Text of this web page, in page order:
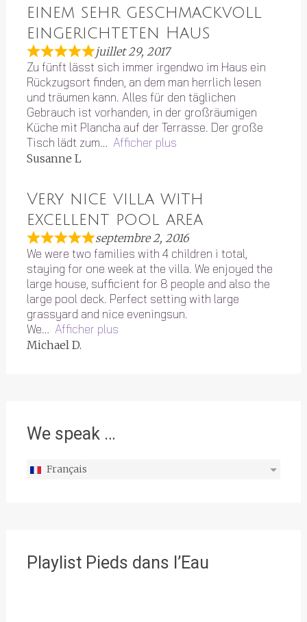
einem sehr geschmackvoll
eingerichteten Haus
juillet 29, 2017
Zu fünft lässt sich immer irgendwo im Haus ein
Rückzugsort finden, an dem man herrlich lesen
und träumen kann. Alles für den täglichen
Gebrauch ist vorhanden, in der großräumigen
Küche mit Plancha auf der Terrasse. Der große
Tisch lädt zum
Afficher plus
Susanne L
Very nice villa with
excellent pool area
septembre 2, 2016
We were two families with 4 children i total,
staying for one week at the villa. We enjoyed the
large house, sufficient for 8 people and also the
large pool deck. Perfect setting with large
grassyard and nice eveningsun.
We
Afficher plus
Michael D.
We speak …
Français
Playlist Pieds dans l’Eau